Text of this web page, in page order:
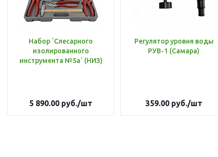
Набор `Слесарного
изолированного
инструмента №5а` (НИЗ)
5 890.00 руб./шт
Регулятор уровня воды
РУВ-1 (Самара)
359.00руб./шт